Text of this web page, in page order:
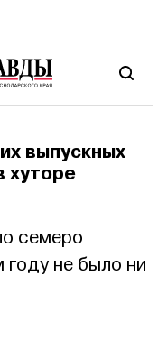
выпускных
хуторе
семеро
году не было ни